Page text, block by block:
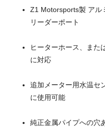
Z1 Motorsports製 アル
リーダーポート
ヒーターホース、また
に対応
追加メーター用水温セ
に使用可能
純正金属パイプへの穴